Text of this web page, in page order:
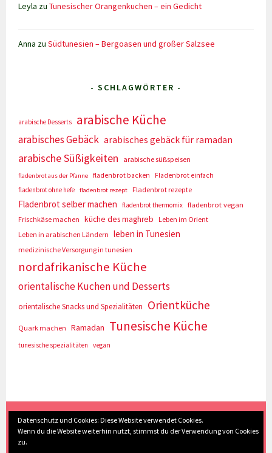
Leyla zuTunesischer Orangenkuchen – ein Gedicht
Anna zuSüdtunesien – Bergoasen und großer Salzsee
- SCHLAGWÖRTER -
arabische Desserts arabische Küche
arabisches Gebäck arabisches gebäck für ramadan
arabische Süßigkeiten arabische süßspeisen
fladenbrot aus der Pfanne fladenbrot backen
Fladenbrot einfach
fladenbrot ohne hefe
fladenbrot rezept Fladenbrot rezepte
Fladenbrot selber machen fladenbrot thermomix fladenbrot vegan
Frischkäse machen
küche des maghreb
Leben im Orient
Leben in arabischen Ländern
leben in Tunesien
medizinische Versorgung in tunesien
nordafrikanische Küche
orientalische Kuchen und Desserts
orientalische Snacks und Spezialitäten Orientküche
Quark machen Ramadan Tunesische Küche
tunesische spezialitäten vegan
(c) Eva Seyberth|Home|Impressum/Datenschutz
Inhaltsverzeichnis|Kontakt|Nach Oben
Datenschutz und Cookies: Diese Website verwendet Cookies.
Wenn du die Website weiterhin nutzt, stimmst du der Verwendung von Cookies
zu.